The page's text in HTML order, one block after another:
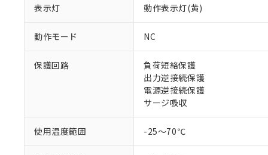
表示灯 動作表示灯(黄)
動作モード NC
保護回路
負荷短絡保護
出力逆接続保護
電源逆接続保護
サージ吸収
使用温度範囲 -25～70℃
い。
当社販売員
非該当品：ライセ
仕入先様の事情に
鉛(Pb) 1000ppm以下、
六価クロム(Cr(Ⅵ))
フタル酸ビス(2-エチル
ル（DBP） 1000ppm以
※2 対応予定月
※1 中国
「×」：最大均質
「－」：未確認で
*中国RoHS10物質の基
DBP(フタル酸ジブチル
当社は、貴
記
号
○ 一定数
△ 一定数